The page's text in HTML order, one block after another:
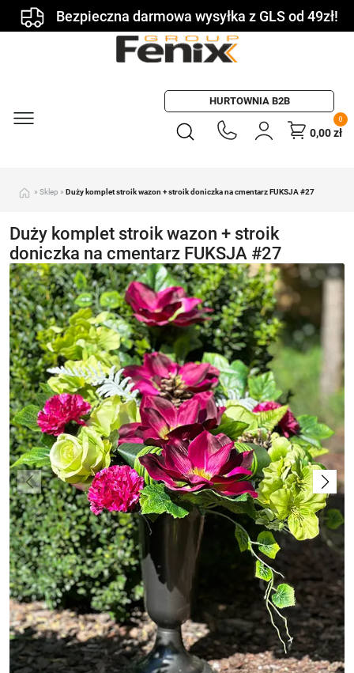
Bezpieczna darmowa wysyłka z GLS od 49zł!
HURTOWNIA B2B
0
0,00zł
» Sklep » Duży komplet stroik wazon + stroik doniczka na cmentarz FUKSJA #27
Duży komplet stroik wazon + stroik
doniczka na cmentarz FUKSJA #27